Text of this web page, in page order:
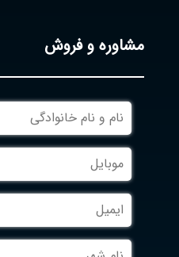
مشاوره و فروش
نام
و
نام
خانوادگی
موبایل
ایمیل
نام